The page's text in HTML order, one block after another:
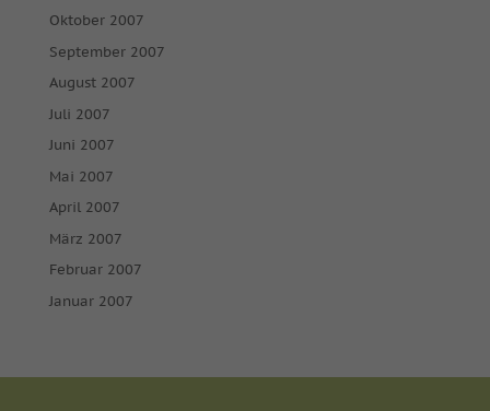
Oktober 2007
September 2007
August 2007
Juli 2007
Juni 2007
Mai 2007
April 2007
März 2007
Februar 2007
Januar 2007